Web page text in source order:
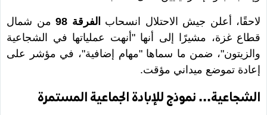
لاحقًا، أعلن جيش الاحتلال انسحاب الفرقة 98
من شمال
قطاع غزة، مشيرًا إلى أنها "أنهت عملياتها في الشجاعية
والزيتون"، ضمن ما سماها "مهام إضافية"، في مؤشر على
إعادة تموضع ميداني مؤقت.
الشجاعية... نموذج للإبادة الجماعية المستمرة